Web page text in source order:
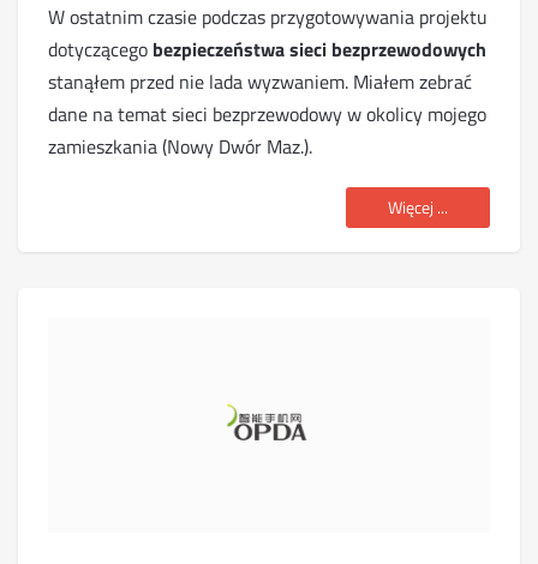
W ostatnim czasie podczas przygotowywania projektu
dotyczącego bezpieczeństwa sieci bezprzewodowych
stanąłem przed nie lada wyzwaniem. Miałem zebrać
dane na temat sieci bezprzewodowy w okolicy mojego
zamieszkania (Nowy Dwór Maz.).
Więcej ...